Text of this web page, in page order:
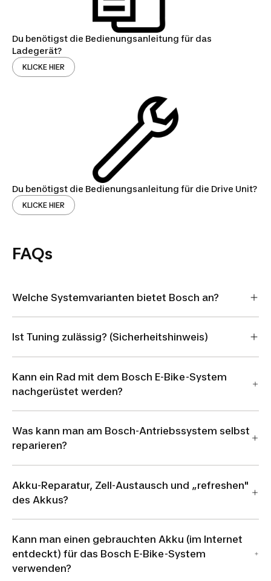
Du benötigst die Bedienungsanleitung für das
Ladegerät?
KLICKE HIER
Du benötigst die Bedienungsanleitung für die Drive Unit?
KLICKE HIER
FAQs
Welche Systemvarianten bietet Bosch an?
Ist Tuning zulässig? (Sicherheitshinweis)
Kann ein Rad mit dem Bosch E-Bike-System
nachgerüstet werden?
Was kann man am Bosch-Antriebssystem selbst
reparieren?
Akku-Reparatur, Zell-Austausch und „refreshen"
des Akkus?
Kann man einen gebrauchten Akku (im Internet
entdeckt) für das Bosch E-Bike-System
verwenden?